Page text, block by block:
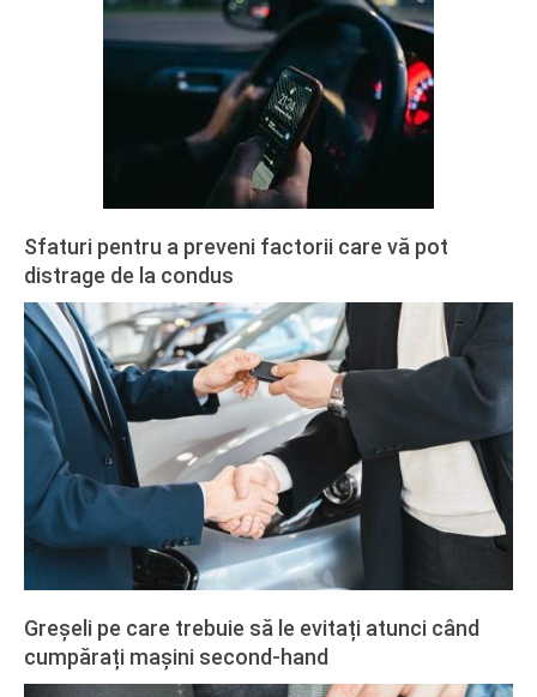
Sfaturi pentru a preveni factorii care vă pot
distrage de la condus
2020-
02-
27
Greșeli pe care trebuie să le evitați atunci când
cumpărați mașini second-hand
2020-